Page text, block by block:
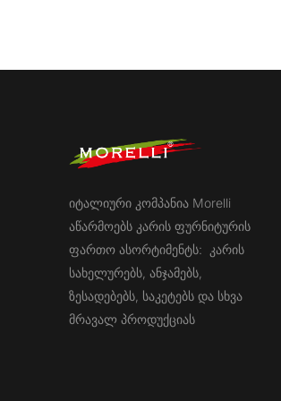
იტალიური კომპანია Morelli
აწარმოებს კარის ფურნიტურის
ფართო ასორტიმენტს: კარის
სახელურებს, ანჯამებს,
ზესადებებს, საკეტებს და სხვა
მრავალ პროდუქციას